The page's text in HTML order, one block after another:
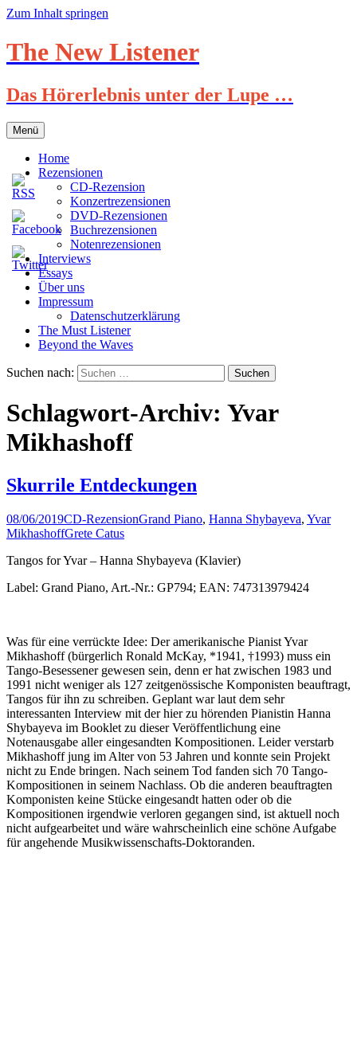
Zum Inhalt springen
The New Listener
Das Hörerlebnis unter der Lupe …
Menü
Home
Rezensionen
CD-Rezension
Konzertrezensionen
DVD-Rezensionen
Buchrezensionen
Notenrezensionen
Interviews
Essays
Über uns
Impressum
Datenschutzerklärung
The Must Listener
Beyond the Waves
Suchen nach:
Schlagwort-Archiv: Yvar
Mikhashoff
Skurrile Entdeckungen
08/06/2019CD-RezensionGrand Piano, Hanna Shybayeva, Yvar
MikhashoffGrete Catus
Tangos for Yvar – Hanna Shybayeva (Klavier)
Label: Grand Piano, Art.-Nr.: GP794; EAN: 747313979424
Was für eine verrückte Idee: Der amerikanische Pianist Yvar
Mikhashoff (bürgerlich Ronald McKay, *1941, †1993) muss ein
Tango-Besessener gewesen sein, denn er hat zwischen 1983 und
1991 nicht weniger als 127 zeitgenössische Komponisten beauftragt,
Tangos für ihn zu schreiben. Geplant war laut dem sehr
interessanten Interview mit der hier zu hörenden Pianistin Hanna
Shybayeva im Booklet zu dieser Veröffentlichung eine
Notenausgabe aller eingesandten Kompositionen. Leider verstarb
Mikhashoff jung im Alter von 53 Jahren und konnte sein Projekt
nicht zu Ende bringen. Nach seinem Tod fanden sich 70 Tango-
Kompositionen in seinem Nachlass. Ob die anderen beauftragten
Komponisten keine Stücke eingesandt hatten oder ob die
Kompositionen irgendwie verloren gegangen sind, ist aktuell noch
nicht aufgearbeitet und wäre wahrscheinlich eine schöne Aufgabe
für angehende Musikwissenschafts-Doktoranden.